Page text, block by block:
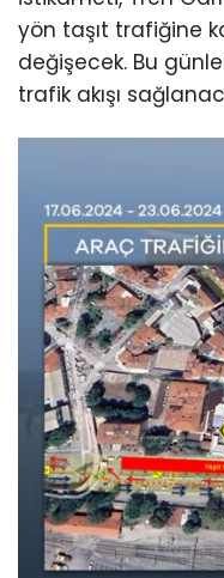
yön taşıt trafiğine
değişecek. Bu
trafik akışı